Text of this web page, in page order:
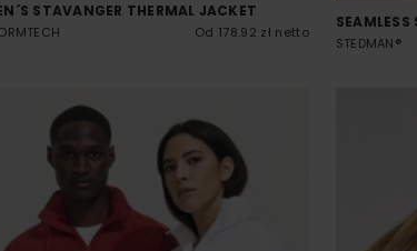
STAVANGER THERMAL JACKET
Od 178.92 zł netto
STEDMAN®